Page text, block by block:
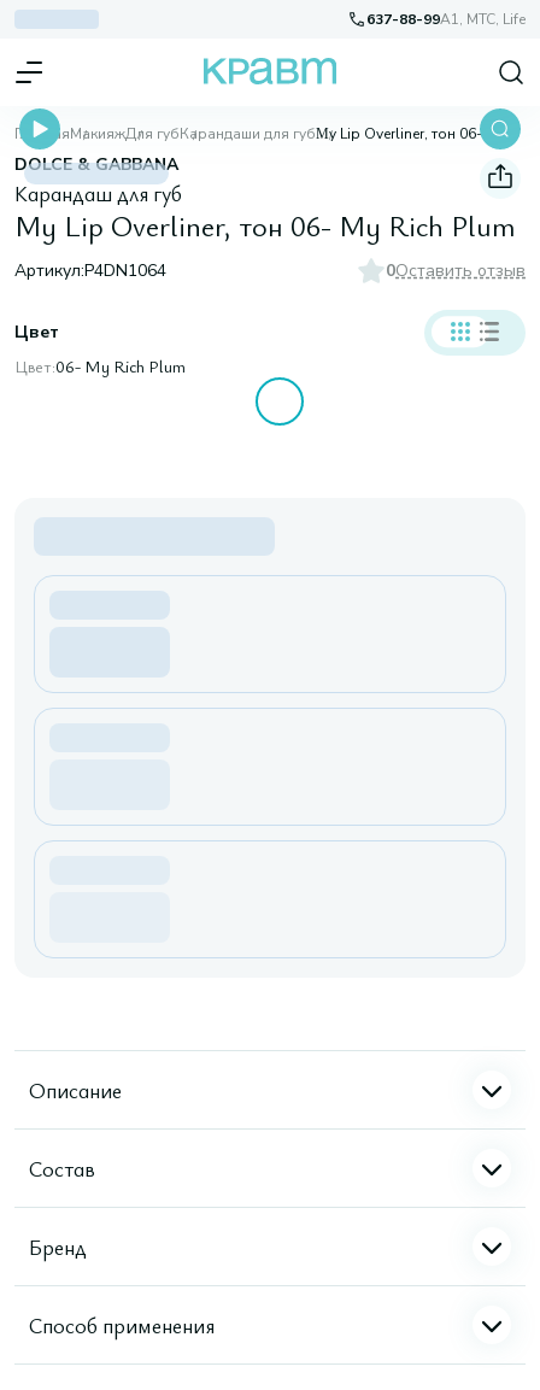
637-88-99A1, МТС, Life
ГлавнаяМакияжДля губКарандаши для губ Μy Lip Overliner, тон 06- My Rich Plum
DOLCE & GABBANA
Карандаш для губ
Μy Lip Overliner, тон 06- My Rich Plum
Артикул:P4DN1064 0Оставить отзыв
Цвет
Цвет:06- My Rich Plum
Описание
Состав
Бренд
Способ применения